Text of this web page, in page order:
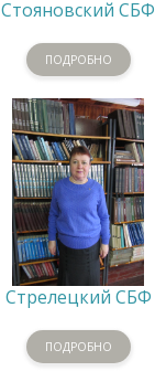
Стояновский СБФ
ПОДРОБНО
Стрелецкий СБФ
ПОДРОБНО